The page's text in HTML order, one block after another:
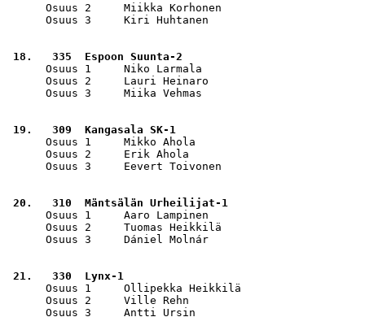
Osuus 2     Miikka Korhonen
Osuus 3     Kiri Huhtanen
18.   335  Espoon Suunta-2
Osuus 1     Niko Larmala
Osuus 2     Lauri Heinaro
Osuus 3     Miika Vehmas
19.   309  Kangasala SK-1
Osuus 1     Mikko Ahola
Osuus 2     Erik Ahola
Osuus 3     Eevert Toivonen
20.   310  Mäntsälän Urheilijat-1
Osuus 1     Aaro Lampinen
Osuus 2     Tuomas Heikkilä
Osuus 3     Dániel Molnár
21.   330  Lynx-1
Osuus 1     Ollipekka Heikkilä
Osuus 2     Ville Rehn
Osuus 3     Antti Ursin